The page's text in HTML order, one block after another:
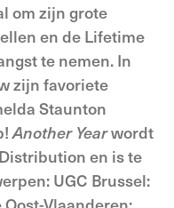
om zijn grote
en de Lifetime
te nemen. In
zijn favoriete
Staunton
Another Yearwordt
en is te
UGC Brussel: